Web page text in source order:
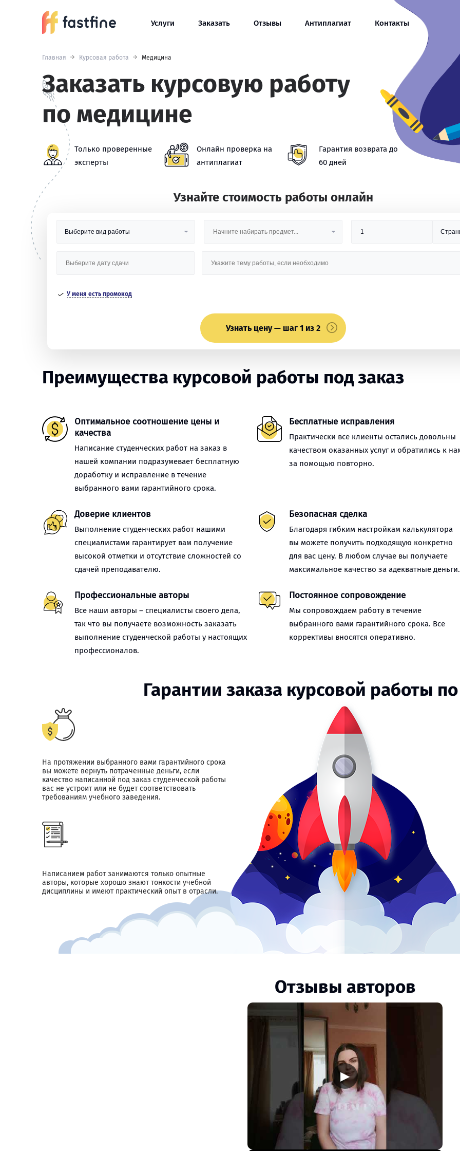
Услуги Заказать Отзывы Антиплагиат Контакты
Главная Курсовая работа Медицина
Заказать курсовую работу
по медицине
Только проверенные
эксперты
Онлайн проверка на
антиплагиат
Гарантия возврата до
60 дней
Узнайте стоимость работы онлайн
У меня есть промокод
Узнать цену — шаг 1 из 2
Преимущества курсовой работы под заказ
Оптимальное соотношение цены и
качества
Написание студенческих работ на заказ в
нашей компании подразумевает бесплатную
доработку и исправление в течение
выбранного вами гарантийного срока.
Бесплатные исправления
Практически все клиенты остались довольны
качеством оказанных услуг и обратились к
за помощью повторно.
Доверие клиентов
Выполнение студенческих работ нашими
специалистами гарантирует вам получение
высокой отметки и отсутствие сложностей со
сдачей преподавателю.
Безопасная сделка
Благодаря гибким настройкам калькулятора
вы можете получить подходящую конкретно
для вас цену. В любом случае вы получаете
максимальное качество за адекватные деньги.
Профессиональные авторы
Все наши авторы – специалисты своего дела,
так что вы получаете возможность заказать
выполнение студенческой работы у настоящих
профессионалов.
Постоянное сопровождение
Мы сопровождаем работу в течение
выбранного вами гарантийного срока. Все
коррективы вносятся оперативно.
Гарантии заказа курсовой работы
На протяжении выбранного вами гарантийного срока
вы можете вернуть потраченные деньги, если
качество написанной под заказ студенческой работы
вас не устроит или не будет соответствовать
требованиям учебного заведения.
Написанием работ занимаются только опытные
авторы, которые хорошо знают тонкости учебной
дисциплины и имеют практический опыт в отрасли.
Отзывы авторов
▶